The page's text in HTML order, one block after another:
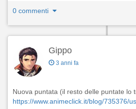
0 commenti
Gippo
3 anni fa
Nuova puntata (il resto delle puntate lo
https://www.animeclick.it/blog/735376/